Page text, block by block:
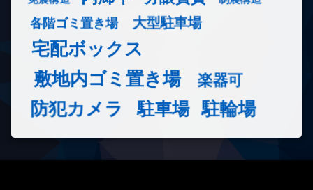
各階ゴミ置き場 大型駐車場
宅配ボックス
敷地内ゴミ置き場
楽器可
防犯カメラ 駐車場 駐輪場